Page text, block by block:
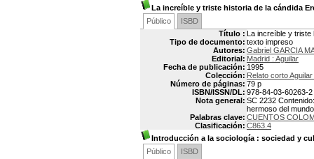
La increíble y triste historia de la cándida
Público
ISBD
Título : La increíble y triste
Tipo de documento: texto impreso
Autores: Gabriel GARCIA
Editorial: Madrid : Aguilar
Fecha de publicación: 1995
Colección: Relato corto
Número de páginas: 79 p
ISBN/ISSN/DL: 978-84-03-60263-2
Nota general: SC 2232
hermoso del mundo
Palabras clave: CUENTOS
Clasificación: C863.4
Introducción a la sociología : sociedad y
Público
ISBD